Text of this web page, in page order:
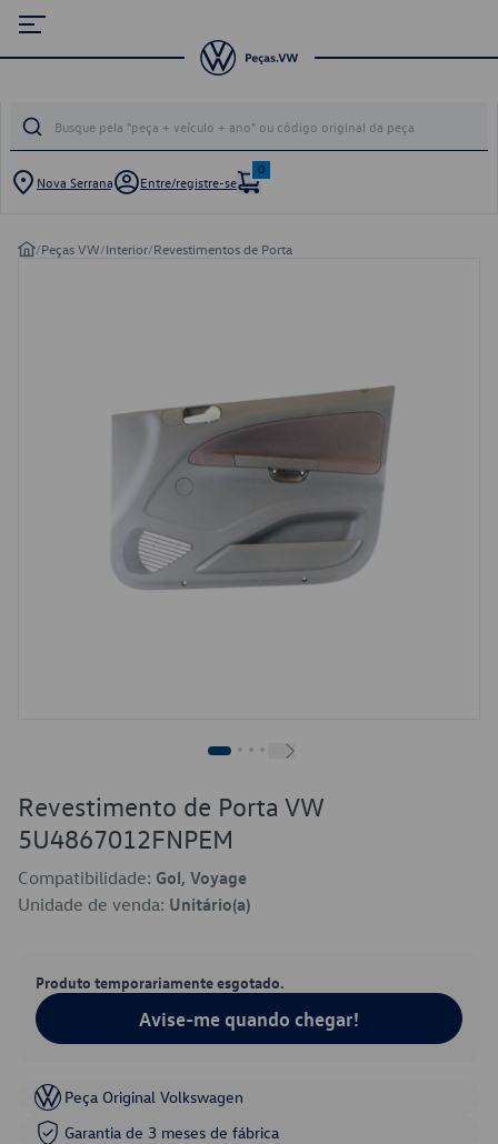
Nova Serrana Entre/registre-se
0
/Peças VW/Interior/Revestimentos de Porta
Revestimento de Porta VW
5U4867012FNPEM
Compatibilidade: Gol, Voyage
Unidade de venda: Unitário(a)
Produto temporariamente esgotado.
Avise-me quando chegar!
Peça Original Volkswagen
Garantia de 3 meses de fábrica